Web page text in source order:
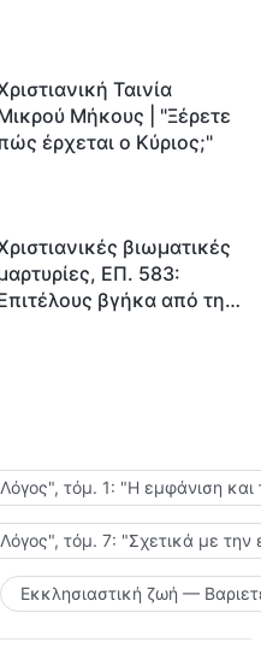
Ταινία
Μήκους | "Ξέρετε
έρχεται ο Κύριος;"
βιωματικές
ΕΠ. 583:
βγήκα από τη
τόμ. 1: "Η εμφάνιση
τόμ. 7: "Σχετικά με την
Εκκλησιαστική ζωή —